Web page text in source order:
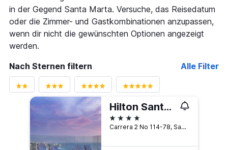
in der Gegend Santa Marta. Versuche, das Reisedatum
oder die Zimmer- und Gastkombinationen anzupassen,
wenn dir nicht die gewünschten Optionen angezeigt
werden.
Nach Sternen filtern
Alle Filter
Hilton Santa Marta
4 Sterne
Carrera 2 No 114-78, Santa Marta, Kolumbien